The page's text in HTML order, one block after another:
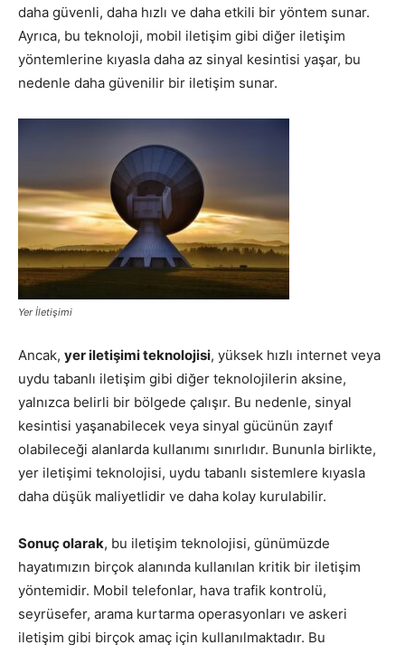
daha güvenli, daha hızlı ve daha etkili bir yöntem sunar.
Ayrıca, bu teknoloji, mobil iletişim gibi diğer iletişim
yöntemlerine kıyasla daha az sinyal kesintisi yaşar, bu
nedenle daha güvenilir bir iletişim sunar.
Yer İletişimi
Ancak, yer iletişimi teknolojisi, yüksek hızlı internet veya
uydu tabanlı iletişim gibi diğer teknolojilerin aksine,
yalnızca belirli bir bölgede çalışır. Bu nedenle, sinyal
kesintisi yaşanabilecek veya sinyal gücünün zayıf
olabileceği alanlarda kullanımı sınırlıdır. Bununla birlikte,
yer iletişimi teknolojisi, uydu tabanlı sistemlere kıyasla
daha düşük maliyetlidir ve daha kolay kurulabilir.
Sonuç olarak, bu iletişim teknolojisi, günümüzde
hayatımızın birçok alanında kullanılan kritik bir iletişim
yöntemidir. Mobil telefonlar, hava trafik kontrolü,
seyrüsefer, arama kurtarma operasyonları ve askeri
iletişim gibi birçok amaç için kullanılmaktadır. Bu